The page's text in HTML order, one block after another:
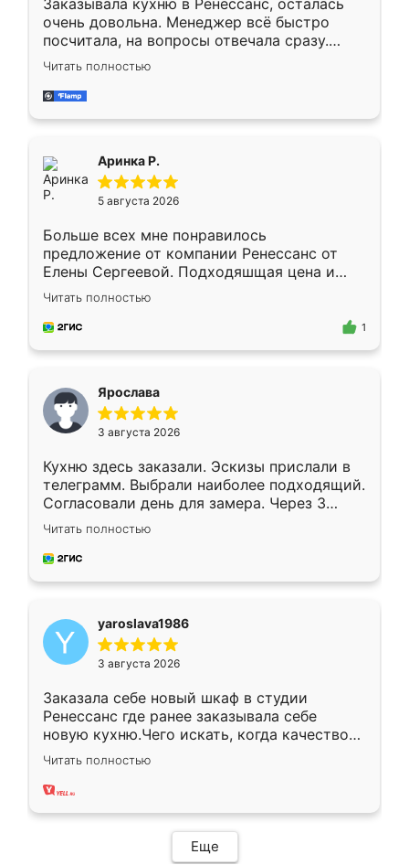
Заказывала кухню в Ренессанс, осталась
очень довольна. Менеджер всё быстро
посчитала, на вопросы отвечала сразу.
Замерщик приехал в субботу, подошёл к
делу со всей ответственностью. Собрали
за день, ребята работали аккуратно, даже
Читать полностью
Аринка Р.
5 августа 2026
Больше всех мне понравилось
предложение от компании Ренессанс от
Елены Сергеевой. Подходяшщая цена и
короткие сроки изготовления. Приехавший
для замера сотрудник Владислав
предложил по моему эскизу самый
Читать полностью
1
Ярослава
3 августа 2026
Кухню здесь заказали. Эскизы прислали в
телеграмм. Выбрали наиболее подходящий.
Согласовали день для замера. Через 3
недели кухня была уже готова. Остались
довольны работой. Спасибо Ренессанс
мебель за качественную работу!
Читать полностью
yaroslava1986
3 августа 2026
Заказала себе новый шкаф в студии
Ренессанс где ранее заказывала себе
новую кухню.Чего искать, когда качеством
вполне довольна. Служит кухня уже почти
два года, нареканий нет.
Читать полностью
Еще